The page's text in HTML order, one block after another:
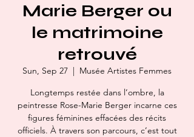
Marie Berger ou
le matrimoine
retrouvé
Sun, Sep 27
  |
Musée Artistes Femmes
Longtemps restée dans l’ombre, la
peintresse Rose-Marie Berger incarne ces
figures féminines effacées des récits
officiels. À travers son parcours, c’est tout